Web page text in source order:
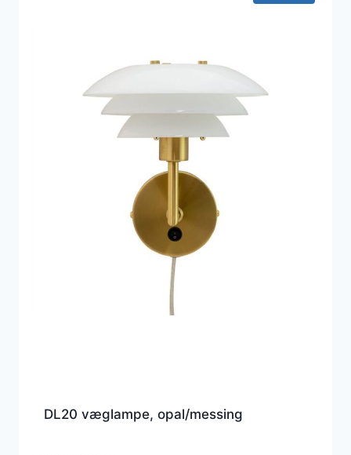
DL20 væglampe, opal/messing